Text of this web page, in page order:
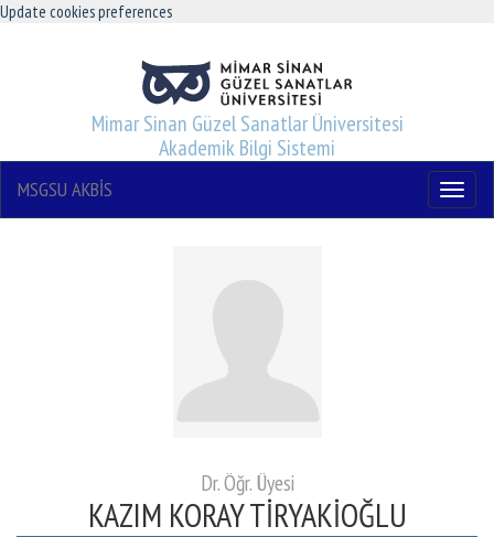
Update cookies preferences
Mimar Sinan Güzel Sanatlar Üniversitesi
Akademik Bilgi Sistemi
Menu
MSGSU AKBİS
Dr. Öğr. Üyesi
KAZIM KORAY TİRYAKİOĞLU